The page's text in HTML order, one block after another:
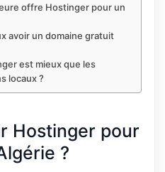
offre Hostinger pour un
avoir un domaine gratuit
est mieux que les
locaux ?
Hostinger pour
?